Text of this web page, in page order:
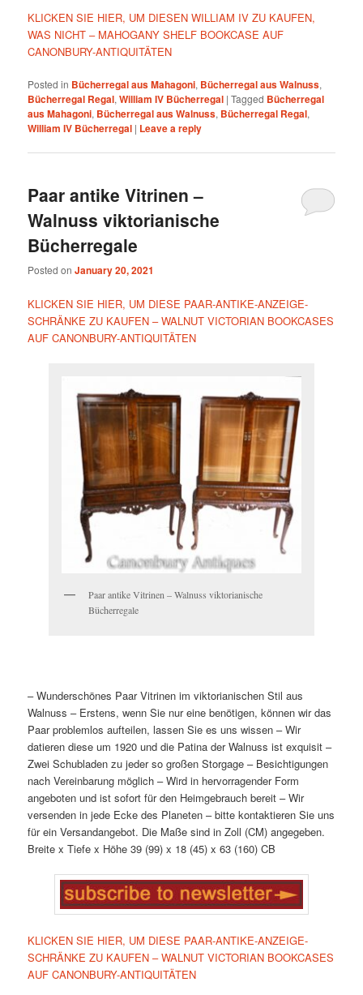
KLICKEN SIE HIER, UM DIESEN WILLIAM IV ZU KAUFEN,
WAS NICHT – MAHOGANY SHELF BOOKCASE AUF
CANONBURY-ANTIQUITÄTEN
Posted in Bücherregal aus Mahagoni, Bücherregal aus Walnuss,
Bücherregal Regal,William IV Bücherregal |Tagged Bücherregal
aus Mahagoni, Bücherregal aus Walnuss, Bücherregal Regal,
William IV Bücherregal | Leave a reply
Paar antike Vitrinen –
Walnuss viktorianische
Bücherregale
Posted onJanuary 20, 2021
KLICKEN SIE HIER, UM DIESE PAAR-ANTIKE-ANZEIGE-
SCHRÄNKE ZU KAUFEN – WALNUT VICTORIAN BOOKCASES
AUF CANONBURY-ANTIQUITÄTEN
Paar antike Vitrinen – Walnuss viktorianische
Bücherregale
– Wunderschönes Paar Vitrinen im viktorianischen Stil aus
Walnuss – Erstens, wenn Sie nur eine benötigen, können wir das
Paar problemlos aufteilen, lassen Sie es uns wissen – Wir
datieren diese um 1920 und die Patina der Walnuss ist exquisit –
Zwei Schubladen zu jeder so großen Storgage – Besichtigungen
nach Vereinbarung möglich – Wird in hervorragender Form
angeboten und ist sofort für den Heimgebrauch bereit – Wir
versenden in jede Ecke des Planeten – bitte kontaktieren Sie uns
für ein Versandangebot. Die Maße sind in Zoll (CM) angegeben.
Breite x Tiefe x Höhe 39 (99) x 18 (45) x 63 (160) CB
KLICKEN SIE HIER, UM DIESE PAAR-ANTIKE-ANZEIGE-
SCHRÄNKE ZU KAUFEN – WALNUT VICTORIAN BOOKCASES
AUF CANONBURY-ANTIQUITÄTEN